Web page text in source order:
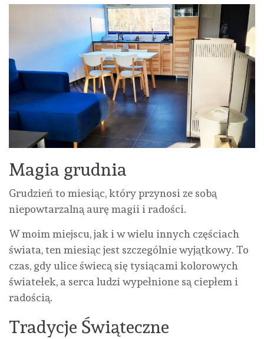
Magia grudnia
Grudzień to miesiąc, który przynosi ze sobą
niepowtarzalną aurę magii i radości.
W moim miejscu, jak i w wielu innych częściach
świata, ten miesiąc jest szczególnie wyjątkowy. To
czas, gdy ulice świecą się tysiącami kolorowych
światełek, a serca ludzi wypełnione są ciepłem i
radością.
Tradycje Świąteczne